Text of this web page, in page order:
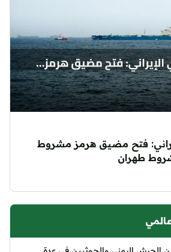
فتح مضيق هرمز مشروط
طهران
الجيش اليمني والحوثيين في عدة